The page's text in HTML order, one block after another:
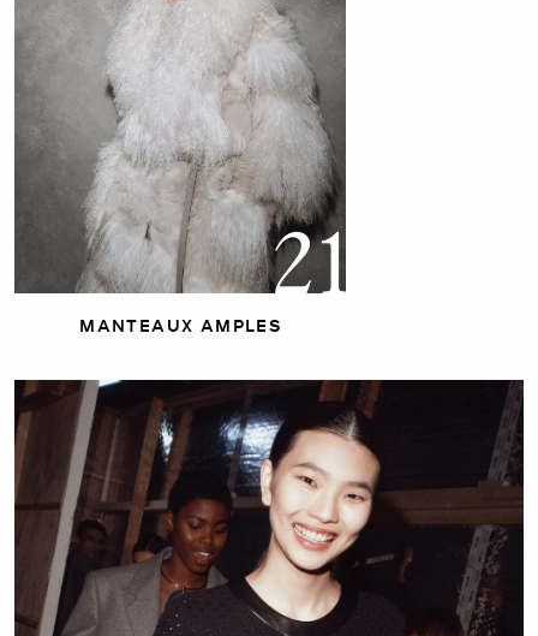
MANTEAUX AMPLES